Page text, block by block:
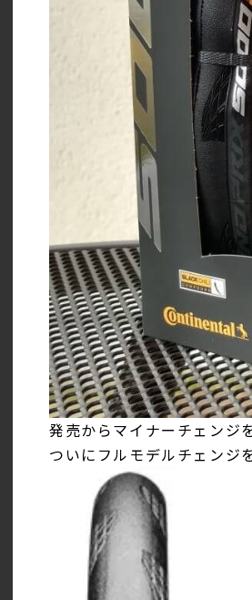
発売からマイナーチェン
ついにフルモデルチェンジ